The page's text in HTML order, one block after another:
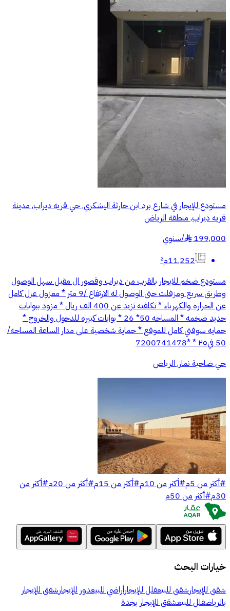
مستودع للإيجار في شارع برد ابن حارثة اليشكري, حي قريه ديراب, مدينة
قريه ديراب, منطقة الرياض
199,000
§
/سنوي
11,252م²
مستودع ضخم للايجار بالقرب من ديراب وقصور ال مقبل سهل الوصول
وطريق سريع ومزفلت حتى الوصول له الارتفاع /9 متر * معزول عزل كامل
عن الحراره والكهرباء * ⁠تكلفته تزيد عن 400 الف ريال * ⁠مزود ببوابات
حديد ضخمه * ⁠المساحه 50* 26 * ⁠بوابات كبيره للدخول والخروج *
⁠حمايه سوفتي كامل للموقع * ⁠حماية شخصية على مدار الساعة المساحه/
50 في٢٥ * *7200741478
حي ضاحية نمار, الرياض
#أكثر من 5م #أكثر من 10م #أكثر من 15م #أكثر من 20م #أكثر من
30م #أكثر من 50م
خيارات البحث
شقق للإيجارشقق للبيعفلل للإيجارأراضي للبيعدور للإيجارشقق للإيجار
بالرياضفلل للبيعشقق للإيجار بجدة